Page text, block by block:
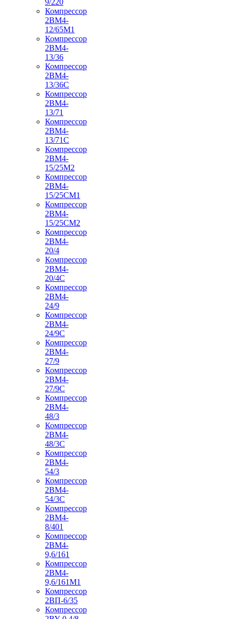
9/220
Компрессор
2ВМ4-
12/65М1
Компрессор
2ВМ4-
13/36
Компрессор
2ВМ4-
13/36С
Компрессор
2ВМ4-
13/71
Компрессор
2ВМ4-
13/71С
Компрессор
2ВМ4-
15/25М2
Компрессор
2ВМ4-
15/25СМ1
Компрессор
2ВМ4-
15/25СМ2
Компрессор
2ВМ4-
20/4
Компрессор
2ВМ4-
20/4С
Компрессор
2ВМ4-
24/9
Компрессор
2ВМ4-
24/9С
Компрессор
2ВМ4-
27/9
Компрессор
2ВМ4-
27/9С
Компрессор
2ВМ4-
48/3
Компрессор
2ВМ4-
48/3С
Компрессор
2ВМ4-
54/3
Компрессор
2ВМ4-
54/3С
Компрессор
2ВМ4-
8/401
Компрессор
2ВМ4-
9,6/161
Компрессор
2ВМ4-
9,6/161М1
Компрессор
2ВП-6/35
Компрессор